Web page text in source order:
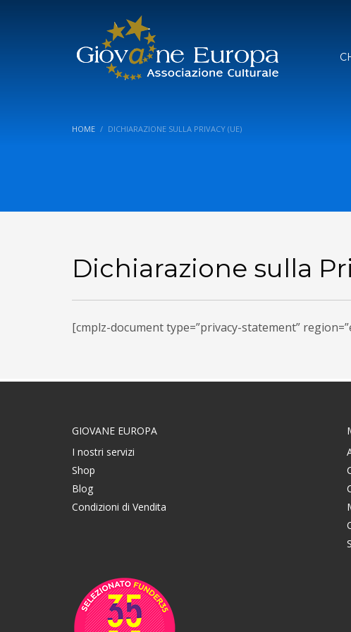
HOME DICHIARAZIONE SULLA PRIVACY (UE)
Dichiarazione sulla
[cmplz-document type=”privacy-statement”
GIOVANE EUROPA
I nostri servizi
Shop
Blog
Condizioni di Vendita